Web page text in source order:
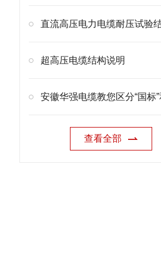
直流高压电力电缆耐压试验
超高压电缆结构说明
安徽华强电缆教您区分“国标”
查看全部